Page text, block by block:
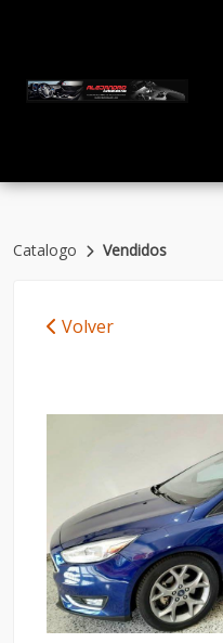
Catalogo Vendidos
Volver